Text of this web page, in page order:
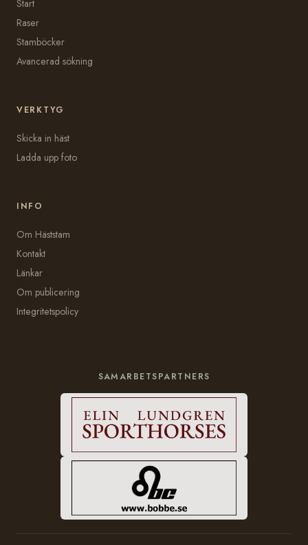
Start
Raser
Stamböcker
Avancerad sökning
VERKTYG
Skicka in häst
Ladda upp foto
INFO
Om Häststam
Kontakt
Länkar
Om publicering
Integritetspolicy
SAMARBETSPARTNERS